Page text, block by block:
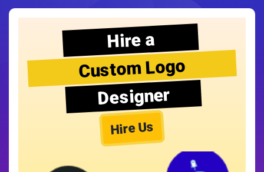
Hire a
Custom Logo
Designer
Hire Us